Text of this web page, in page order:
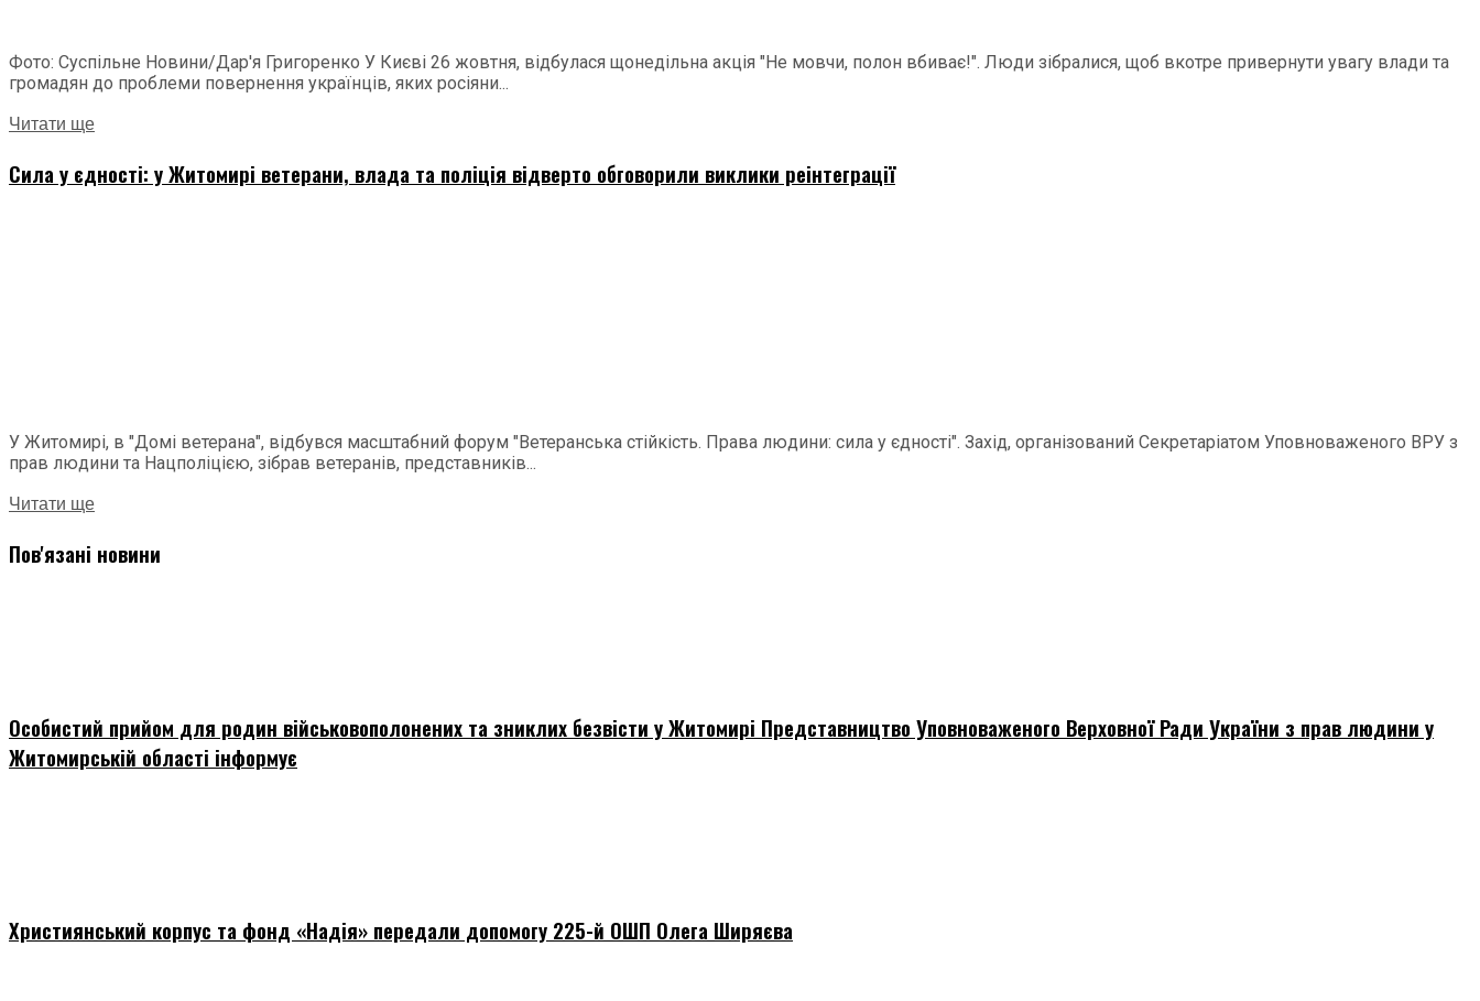
Фото: Суспільне Новини/Дар'я Григоренко У Києві 26 жовтня, відбулася щонедільна акція "Не мовчи, полон вбиває!". Люди зібралися, щоб вкотре привернути увагу влади та
громадян до проблеми повернення українців, яких росіяни...
Читати ще
Сила у єдності: у Житомирі ветерани, влада та поліція відверто обговорили виклики реінтеграції
У Житомирі, в "Домі ветерана", відбувся масштабний форум "Ветеранська стійкість. Права людини: сила у єдності". Захід, організований Секретаріатом Уповноваженого ВРУ з
прав людини та Нацполіцією, зібрав ветеранів, представників...
Читати ще
Пов'язані новини
Особистий прийом для родин військовополонених та зниклих безвісти у Житомирі Представництво Уповноваженого Верховної Ради України з прав людини у
Житомирській області інформує
Християнський корпус та фонд «Надія» передали допомогу 225-й ОШП Олега Ширяєва